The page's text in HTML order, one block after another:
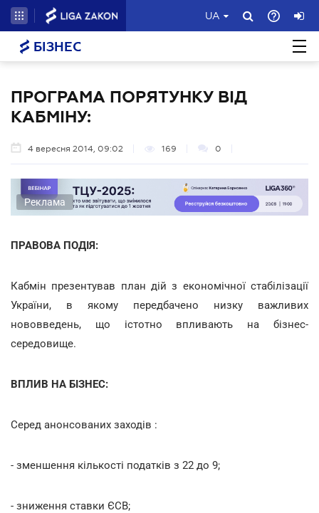
UA
БІЗНЕС
ПРОГРАМА ПОРЯТУНКУ ВІД
КАБМІНУ:
4 вересня 2014, 09:02 169 0
Реклама
ПРАВОВА ПОДІЯ:
Кабмін презентував план дій з економічної стабілізації
України, в якому передбачено низку важливих
нововведень, що істотно впливають на бізнес-
середовище.
ВПЛИВ НА БІЗНЕС:
Серед анонсованих заходів :
- зменшення кількості податків з 22 до 9;
- зниження ставки ЄСВ;